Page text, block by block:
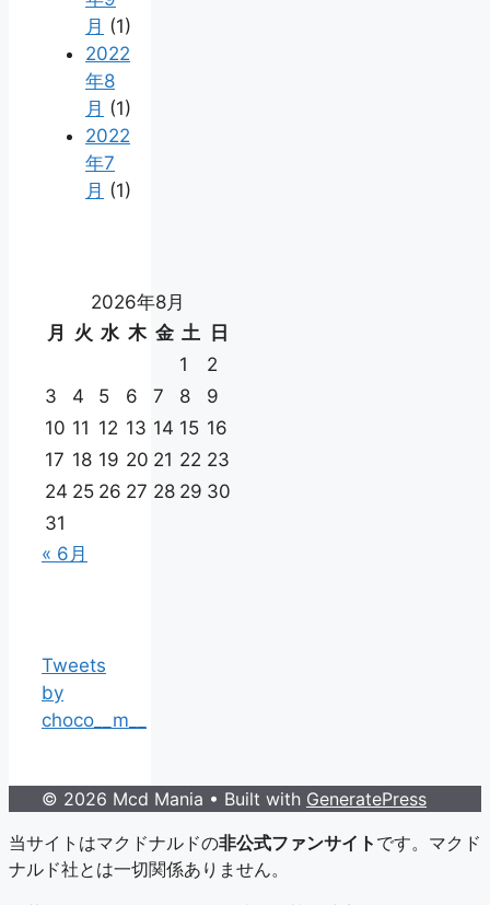
月 (1)
2022
年8
月 (1)
2022
年7
月 (1)
2026年8月
月
火 水 木 金 土
日
1
2
3
4 5 6 7 8
9
10 11 12 13 14 15 16
17 18 19 20 21 22 23
24 25 26 27 28 29 30
31
« 6月
Tweets
by
choco__m__
© 2026 Mcd Mania • Built with GeneratePress
当サイトはマクドナルドの非公式ファンサイト です。マクド
ナルド社とは一切関係ありません。